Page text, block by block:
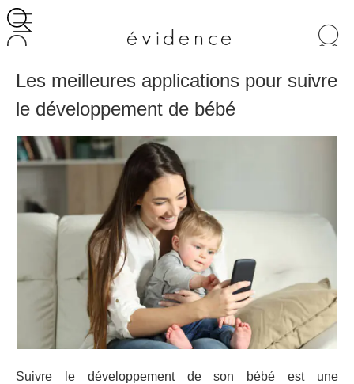
Les meilleures applications pour suivre
le développement de bébé
Suivre le développement de son bébé est une